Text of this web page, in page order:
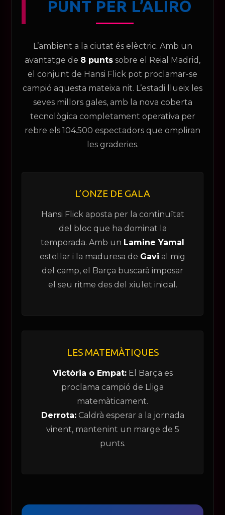
Ves al
contingut
PUNT PER L’ALIRÓ
L’ambient a la ciutat és elèctric. Amb un
avantatge de 8 punts sobre el Reial Madrid,
el conjunt de Hansi Flick pot proclamar-se
campió aquesta mateixa nit. L’estadi llueix les
seves millors gales, amb la nova coberta
tecnològica completament operativa per
rebre els 104.500 espectadors que ompliran
les graderies.
L’ONZE DE GALA
Hansi Flick aposta per la continuïtat
del bloc que ha dominat la
temporada. Amb un Lamine Yamal
estel·lar i la maduresa de Gavi al mig
del camp, el Barça buscarà imposar
el seu ritme des del xiulet inicial.
LES MATEMÀTIQUES
Victòria o Empat:El Barça es
proclama campió de Lliga
matemàticament.
Derrota:Caldrà esperar a la jornada
vinent, mantenint un marge de 5
punts.